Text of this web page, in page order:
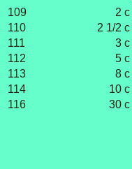
109
2 с
110
2 1/2 с
111
3 с
112
5 с
113
8 с
114
10 с
116
30 с